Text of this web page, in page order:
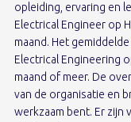
opleiding, ervaring en
Electrical Engineer op
maand. Het
Electrical Engineering
maand of meer. De
van de organisatie en
werkzaam bent. Er